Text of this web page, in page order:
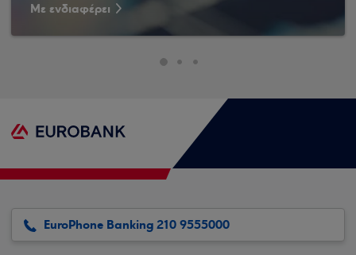
Με ενδιαφέρει
EuroPhone Banking 210 9555000